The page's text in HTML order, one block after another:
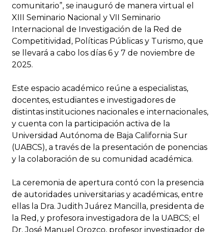
comunitario”, se inauguró de manera virtual el
XIII Seminario Nacional y VII Seminario
Internacional de Investigación de la Red de
Competitividad, Políticas Públicas y Turismo, que
se llevará a cabo los días 6 y 7 de noviembre de
2025.
Este espacio académico reúne a especialistas,
docentes, estudiantes e investigadores de
distintas instituciones nacionales e internacionales,
y cuenta con la participación activa de la
Universidad Autónoma de Baja California Sur
(UABCS), a través de la presentación de ponencias
y la colaboración de su comunidad académica.
La ceremonia de apertura contó con la presencia
de autoridades universitarias y académicas, entre
ellas la Dra. Judith Juárez Mancilla, presidenta de
la Red, y profesora investigadora de la UABCS; el
Dr. José Manuel Orozco, profesor investigador de